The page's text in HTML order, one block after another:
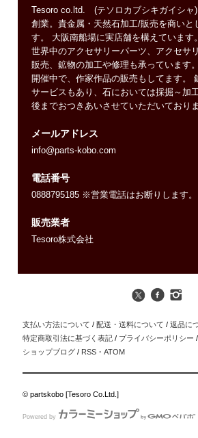
Tesoro co.ltd. (テソロカブシキガイシャ
創業。貴金属・天然石加工/販売を商いと
す。 大阪南船場に実店舗を構えています
世界中のアクセサリーパーツ、アクセサ
販売、鉱物の加工や修理も承っています
開催中で、作家作品の販売もしてます。
サービスもあり、石においては採掘～加
後までおつきあいさせていただいておりま
メールアドレス
info@parts-kobo.com
電話番号
0888795185 ※営業電話はお断りします。
販売業者
Tesoro株式会社
支払い方法について / 配送・送料について / 返品に
特定商取引法に基づく表記 / プライバシーポリシー /
ショップブログ / RSS ・ATOM
© partskobo [Tesoro Co.Ltd.]
Powered by